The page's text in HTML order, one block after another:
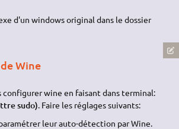
d'un windows original dans le dossier
Wine
configurer wine en faisant dans terminal:
sudo). Faire les réglages suivants:
leur auto-détection par Wine.